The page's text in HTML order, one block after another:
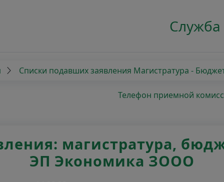
Служба
Списки подавших заявления Магистратура -
Телефон приемной
магистратура,
ЭП Экономика ЗООО